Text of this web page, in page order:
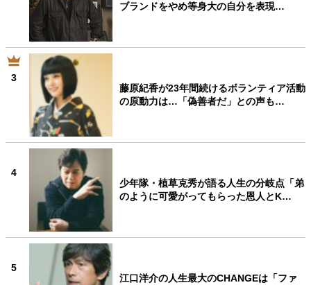
ブランドをやめ等身大の自分を表現…
3
藤原紀香が23年間続けるボランティア活動
の原動力は…「偽善者だ」との声も…
4
少年隊・植草克秀が語る人生の分岐点「弟
のように可愛がってもらった恩人とK…
5
江口洋介の人生最大のCHANGEは「ファ